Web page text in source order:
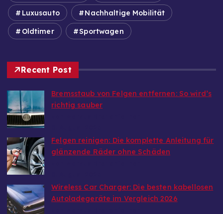
Luxusauto Nachhaltige Mobilität
Oldtimer Sportwagen
Recent Post
Bremsstaub von Felgen entfernen: So wird’s
richtig sauber
Felgen reinigen: Die komplette Anleitung für
glänzende Räder ohne Schäden
Wireless Car Charger: Die besten kabellosen
Autoladegeräte im Vergleich 2026